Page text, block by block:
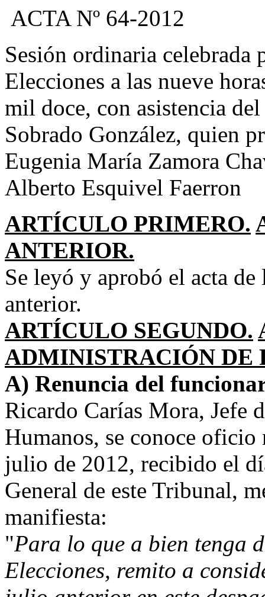
ACTA Nº 64-2012
Sesión ordinaria
Elecciones a las nueve
mil doce, con asistencia
Sobrado González, quien
Eugenia María Zamora
Alberto Esquivel Faerron
ARTÍCULO PRIMERO.
ANTERIOR.
Se leyó y aprobó el acta
anterior.
ARTÍCULO SEGUNDO.
ADMINISTRACIÓN DE
A) Renuncia del
Ricardo Carías Mora, Jefe
Humanos, se conoce
julio de 2012, recibido el
General de este Tribunal,
manifiesta:
"Para lo que a bien tenga
Elecciones, remito a